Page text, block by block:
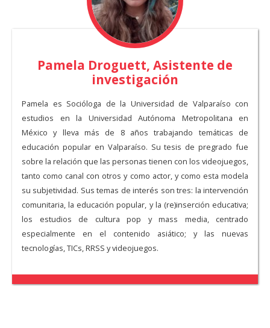
Pamela Droguett, Asistente de
investigación
Pamela es Socióloga de la Universidad de Valparaíso con
estudios en la Universidad Autónoma Metropolitana en
México y lleva más de 8 años trabajando temáticas de
educación popular en Valparaíso. Su tesis de pregrado fue
sobre la relación que las personas tienen con los videojuegos,
tanto como canal con otros y como actor, y como esta modela
su subjetividad. Sus temas de interés son tres: la intervención
comunitaria, la educación popular, y la (re)inserción educativa;
los estudios de cultura pop y mass media, centrado
especialmente en el contenido asiático; y las nuevas
tecnologías, TICs, RRSS y videojuegos.